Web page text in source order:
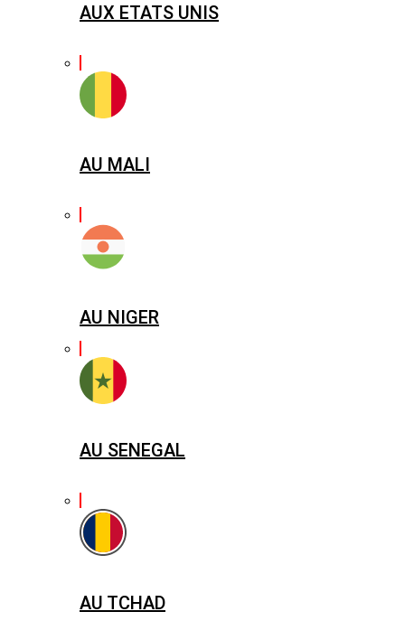
AUX ETATS UNIS
AU MALI
AU NIGER
AU SENEGAL
AU TCHAD